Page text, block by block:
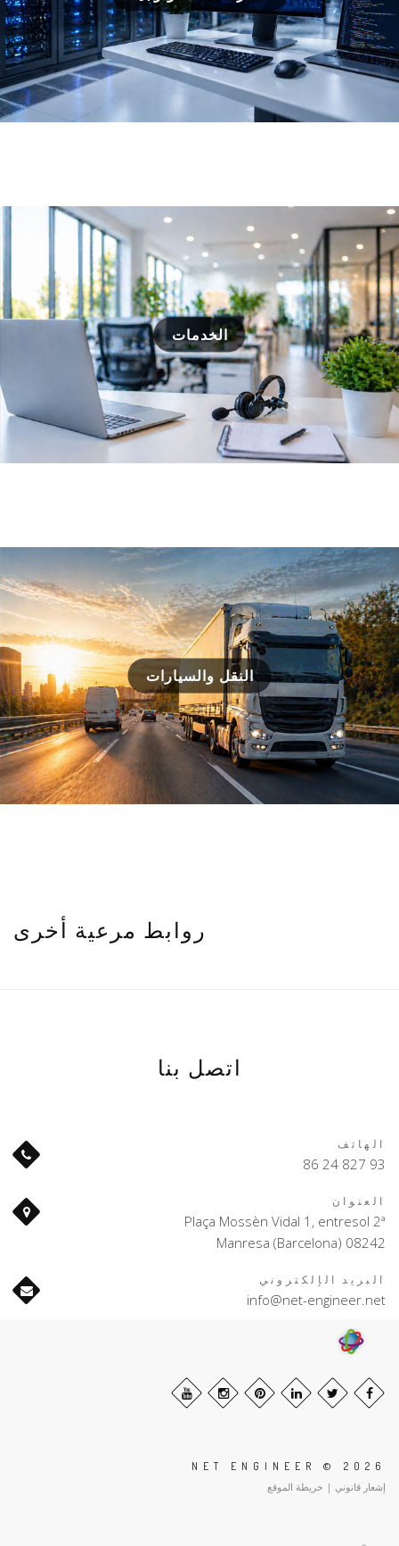
الخدمات
النقل والسيارات
روابط مرعية أخرى
اتصل بنا
الهاتف
93 827 24 86
العنوان
Plaça Mossèn Vidal 1, entresol 2ª
08242 Manresa (Barcelona)
البريد الإلكتروني
info@net-engineer.net
NET ENGINEER © 2026
إشعار قانوني | خريطة الموقع